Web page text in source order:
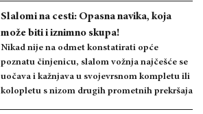
Slalomi na cesti: Opasna navika, koja
može biti i iznimno skupa!
Nikad nije na odmet konstatirati opće
poznatu činjenicu, slalom vožnja najčešće se
uočava i kažnjava u svojevrsnom kompletu ili
kolopletu s nizom drugih prometnih prekršaja